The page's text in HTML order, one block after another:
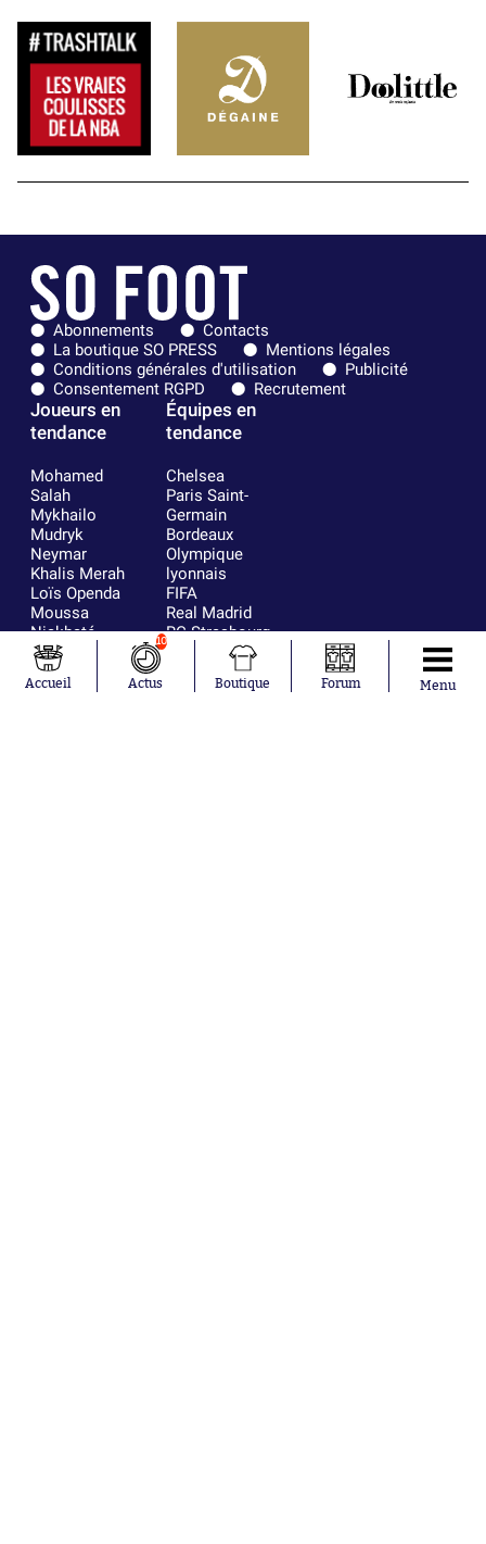
Abonnements
Contacts
La boutique SO PRESS
Mentions légales
Conditions générales d'utilisation
Publicité
Consentement RGPD
Recrutement
Joueurs en
tendance
Mohamed
Salah
Mykhailo
Mudryk
Neymar
Khalis Merah
Loïs Openda
Moussa
Niakhaté
Nicolás
Tagliafico
Pavel Šulc
Équipes en
tendance
Chelsea
Paris Saint-
Germain
Bordeaux
Olympique
lyonnais
FIFA
Real Madrid
RC Strasbourg
AC Milan
RC Lens
Accueil
10
Actus Boutique Forum Menu